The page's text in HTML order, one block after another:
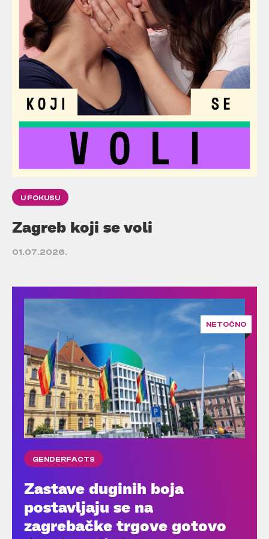
U FOKUSU
Zagreb koji se voli
01.07.2026.
NETOČNO
GENDERFACTS
Zastave duginih boja
postavljaju se na
zagrebačke trgove gotovo